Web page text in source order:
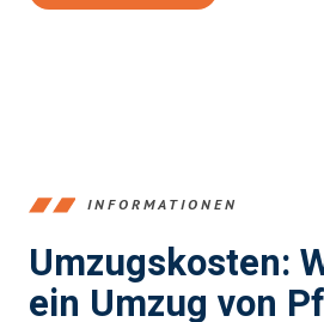
INFORMATIONEN
Umzugskosten:
ein Umzug von